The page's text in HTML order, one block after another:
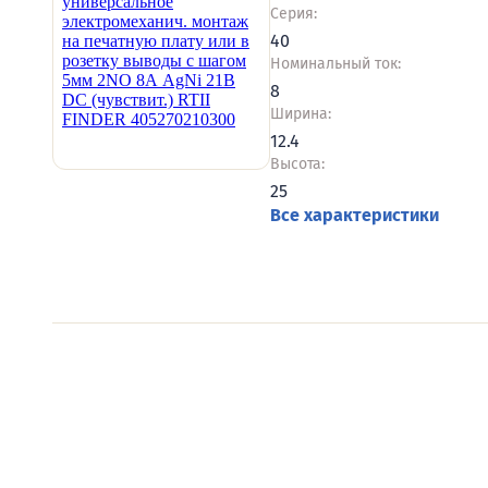
Серия:
40
Номинальный ток:
8
Ширина:
12.4
Высота:
25
Все характеристики